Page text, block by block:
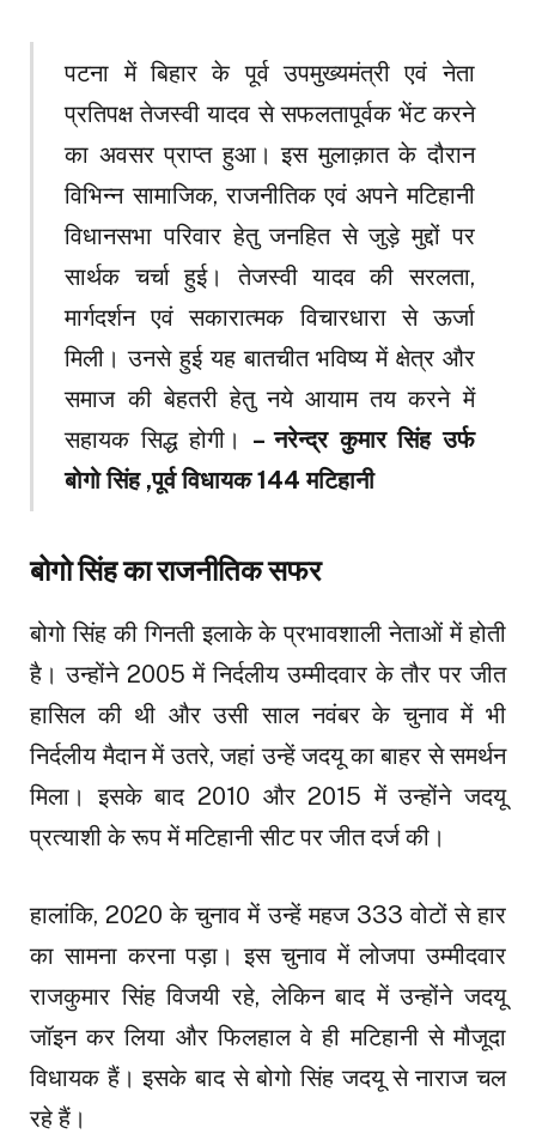
पटना में बिहार के पूर्व उपमुख्यमंत्री एवं नेता
प्रतिपक्ष तेजस्वी यादव से सफलतापूर्वक भेंट करने
का अवसर प्राप्त हुआ। इस मुलाक़ात के दौरान
विभिन्न सामाजिक, राजनीतिक एवं अपने मटिहानी
विधानसभा परिवार हेतु जनहित से जुड़े मुद्दों पर
सार्थक चर्चा हुई। तेजस्वी यादव की सरलता,
मार्गदर्शन एवं सकारात्मक विचारधारा से ऊर्जा
मिली। उनसे हुई यह बातचीत भविष्य में क्षेत्र और
समाज की बेहतरी हेतु नये आयाम तय करने में
सहायक सिद्ध होगी। – नरेन्द्र कुमार सिंह उर्फ
बोगो सिंह ,पूर्व विधायक 144 मटिहानी
बोगो सिंह का राजनीतिक सफर
बोगो सिंह की गिनती इलाके के प्रभावशाली नेताओं में होती
है। उन्होंने 2005 में निर्दलीय उम्मीदवार के तौर पर जीत
हासिल की थी और उसी साल नवंबर के चुनाव में भी
निर्दलीय मैदान में उतरे, जहां उन्हें जदयू का बाहर से समर्थन
मिला। इसके बाद 2010 और 2015 में उन्होंने जदयू
प्रत्याशी के रूप में मटिहानी सीट पर जीत दर्ज की।
हालांकि, 2020 के चुनाव में उन्हें महज 333 वोटों से हार
का सामना करना पड़ा। इस चुनाव में लोजपा उम्मीदवार
राजकुमार सिंह विजयी रहे, लेकिन बाद में उन्होंने जदयू
जॉइन कर लिया और फिलहाल वे ही मटिहानी से मौजूदा
विधायक हैं। इसके बाद से बोगो सिंह जदयू से नाराज चल
रहे हैं।